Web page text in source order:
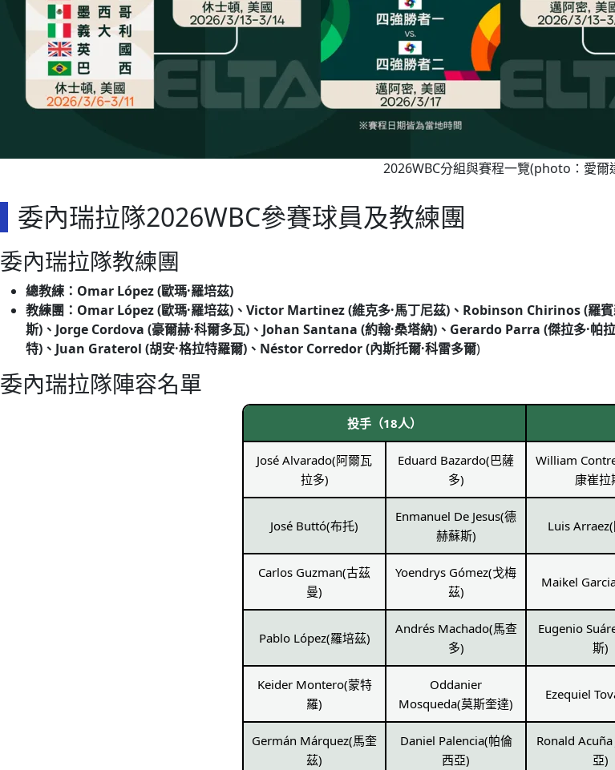
2026WBC分組與賽程一覽(photo：愛爾
委內瑞拉隊2026WBC參賽球員及教練團
委內瑞拉隊教練團
總教練： Omar López (歐瑪·羅培茲)
教練團：Omar López (歐瑪·羅培茲)、Victor Martinez (維克多·馬丁尼茲)、Robinson Chirinos (羅
斯)、Jorge Cordova (豪爾赫·科爾多瓦)、Johan Santana (約翰·桑塔納)、Gerardo Parra (傑拉多·
特)、Juan Graterol (胡安·格拉特羅爾)、Néstor Corredor (內斯托爾·科雷多爾)
委內瑞拉隊陣容名單
投手（18人）
José Alvarado(阿爾瓦
拉多)
Eduard Bazardo(巴薩
多)
William
康崔拉
José Buttó(布托)
Enmanuel De Jesus(德
赫蘇斯)
Luis
Carlos Guzman(古茲
曼)
Yoendrys Gómez(戈梅
茲)
Maikel
Pablo López(羅培茲)
Andrés Machado(馬查
多)
Eugenio
斯)
Keider Montero(蒙特
羅)
Oddanier
Mosqueda(莫斯奎達)
Ezequiel
Germán Márquez(馬奎
茲)
Daniel Palencia(帕倫
西亞)
Ronald Acuña
亞)